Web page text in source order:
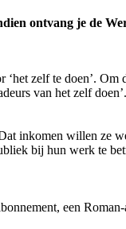
ontvang je de
‘het zelf te doen’.
van het zelf doen’.
inkomen willen ze
bij hun werk te
een